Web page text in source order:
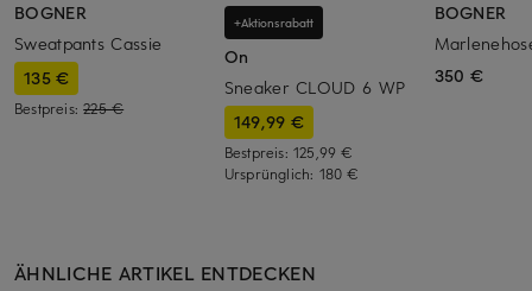
BOGNER
Sweatpants Cassie
135 €
Bestpreis:225 €
+Aktionsrabatt
On
Sneaker CLOUD 6 WP
149,99 €
Bestpreis: 125,99 €
Ursprünglich: 180 €
BOGNER
350 €
ÄHNLICHE ARTIKEL ENTDECKEN